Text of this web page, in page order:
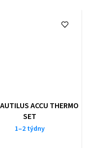
ACCU THERMO
SET
1–2 týdny